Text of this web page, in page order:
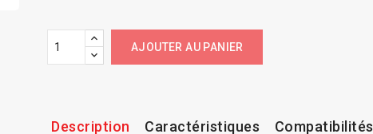
AJOUTER AU PANIER
Description Caractéristiques Compatibilités